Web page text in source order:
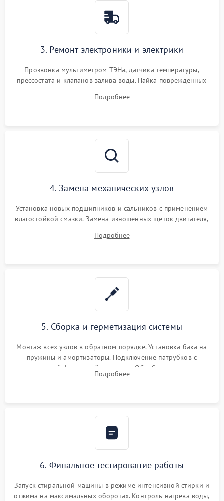
3. Ремонт электроники и электрики
Прозвонка мультиметром ТЭНа, датчика температуры,
прессостата и клапанов залива воды. Пайка поврежденных
Восстановление целостности проводки и контактов.
Подробнее
4. Замена механических узлов
Установка новых подшипников и сальников с применением
влагостойкой смазки. Замена изношенных щеток двигателя,
или поврежденной резиновой манжеты.
Подробнее
5. Сборка и герметизация системы
Монтаж всех узлов в обратном порядке. Установка бака на
пружины и амортизаторы. Подключение патрубков с
надежной фиксацией хомутами. Обработка стыков
герметиком для предотвращения возможных протечек воды.
Подробнее
6. Финальное тестирование работы
Запуск стиральной машины в режиме интенсивной стирки и
отжима на максимальных оборотах. Контроль нагрева воды,